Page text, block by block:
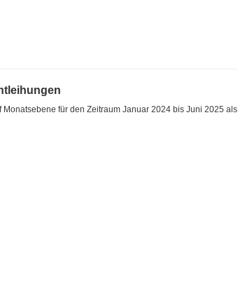
für den Zeitraum Januar 2024 bis Juni 2025 als